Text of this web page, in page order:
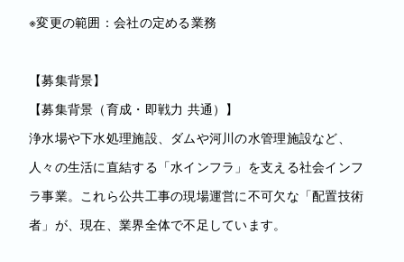
※変更の範囲：会社の定める業務
【募集背景】
【募集背景（育成・即戦力 共通）】
浄水場や下水処理施設、ダムや河川の水管理施設など、
人々の生活に直結する「水インフラ」を支える社会インフ
ラ事業。これら公共工事の現場運営に不可欠な「配置技術
者」が、現在、業界全体で不足しています。